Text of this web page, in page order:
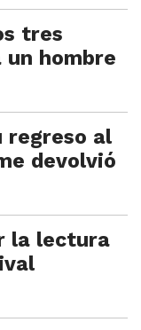
tres
un hombre
regreso al
devolvió
la lectura